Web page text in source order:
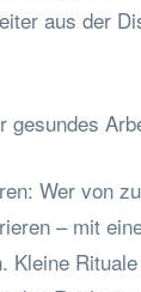
aus der
gesundes
Wer von
– mit
Kleine